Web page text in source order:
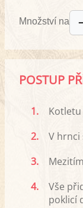
Množství na
POSTUP
1.
2.
V hrnci
3.
4.
Vše
poklicí